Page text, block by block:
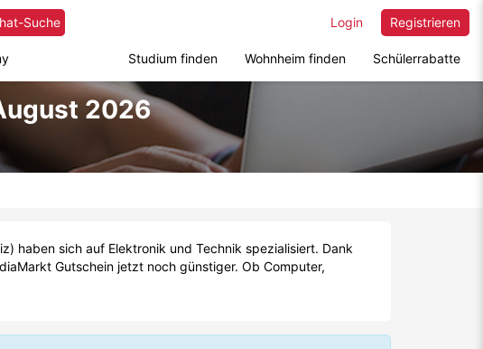
Suche Registrieren
Login
Studium finden Wohnheim finden Schülerrabatte
2026
haben sich auf Elektronik und Technik spezialisiert. Dank
Gutschein jetzt noch günstiger. Ob Computer,